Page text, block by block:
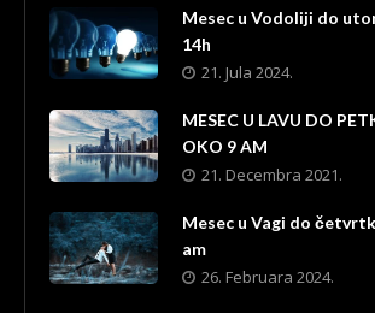
Mesec u Vodoliji do
14h
21. Jula 2024.
MESEC U LAVU DO
OKO 9 AM
21. Decembra 2021.
Mesec u Vagi do
am
26. Februara 2024.